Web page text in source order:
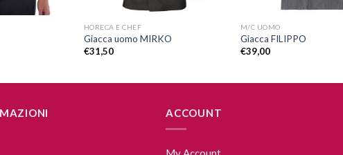
HORECA E CHEF
Giacca uomo MIRKO
€31,50
M/C UOMO
Giacca FILIPPO
€39,00
ACCOUNT